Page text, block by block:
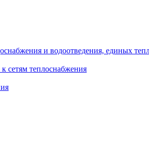
и водоотведения, единых
сетям теплоснабжения